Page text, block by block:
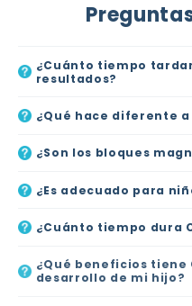
¿Cuánto tiempo
resultados?
¿Qué hace diferente a
¿Son los bloques
¿Es adecuado para
¿Cuánto tiempo dura
¿Qué beneficios tiene
desarrollo de mi hijo?